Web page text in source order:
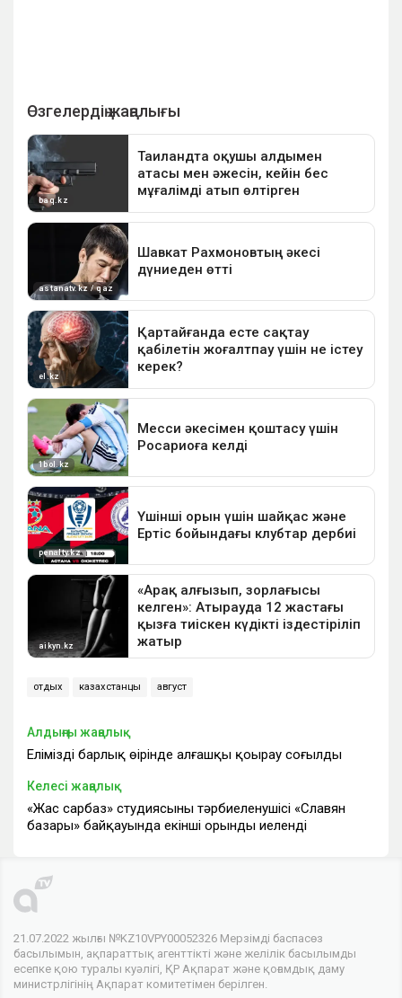
отдых казахстанцы август
Алдыңғы жаңалық
Еліміздің барлық өңірінде алғашқы қоңырау соғылды
Келесі жаңалық
«Жас сарбаз» студиясының тәрбиеленушісі «Славян
базары» байқауында екінші орынды иеленді
21.07.2022 жылғы №KZ10VPY00052326 Мерзімді баспасөз
басылымын, ақпараттық агенттікті және желілік басылымды
есепке қою туралы куәлігі, ҚР Ақпарат және қоғамдық даму
министрлігінің Ақпарат комитетімен берілген.